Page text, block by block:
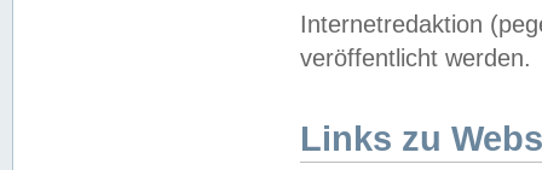
Internetredaktion
veröffentlicht werden.
Links zu